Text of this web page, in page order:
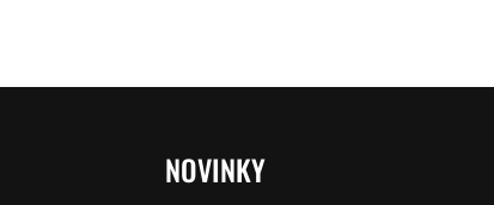
NOVINKY